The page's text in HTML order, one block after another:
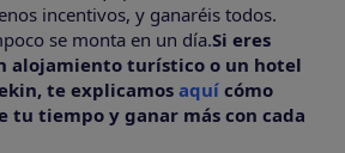
incentivos, y ganaréis todos.
se monta en un día.Si eres
alojamiento turístico o un hotel
te explicamos aquí cómo
tu tiempo y ganar más con cada